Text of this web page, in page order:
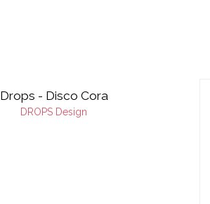
Drops - Disco Cora
DROPS Design